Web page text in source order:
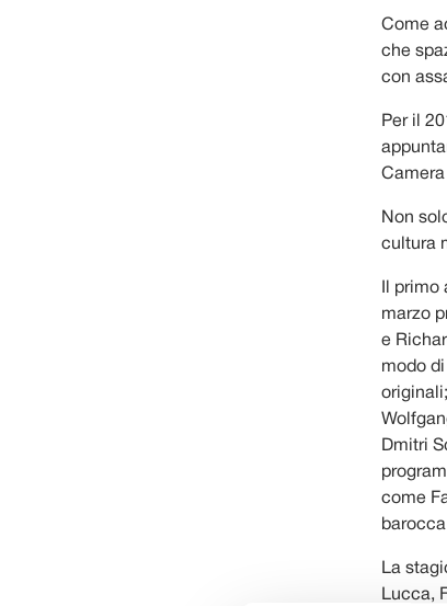
Come
che
con
Per il
Non
cultura
Il
marzo
e
modo
Dmitri
come
La
Lucca,